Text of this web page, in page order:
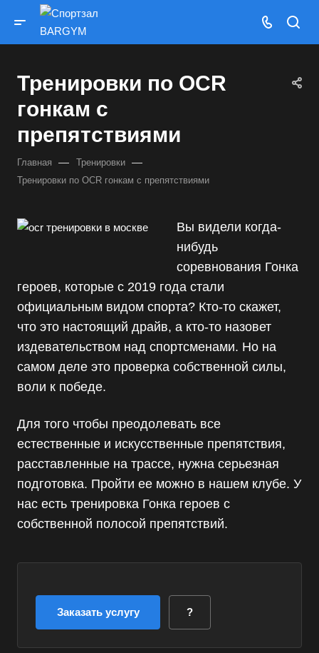
Тренировки по OCR
гонкам с
препятствиями
Главная — Тренировки —
Тренировки по OCR гонкам с препятствиями
Вы видели когда-
нибудь
соревнования Гонка
героев, которые с 2019 года стали
официальным видом спорта? Кто-то скажет,
что это настоящий драйв, а кто-то назовет
издевательством над спортсменами. Но на
самом деле это проверка собственной силы,
воли к победе.
Для того чтобы преодолевать все
естественные и искусственные препятствия,
расставленные на трассе, нужна серьезная
подготовка. Пройти ее можно в нашем клубе. У
нас есть тренировка Гонка героев с
собственной полосой препятствий.
Заказать услугу ?